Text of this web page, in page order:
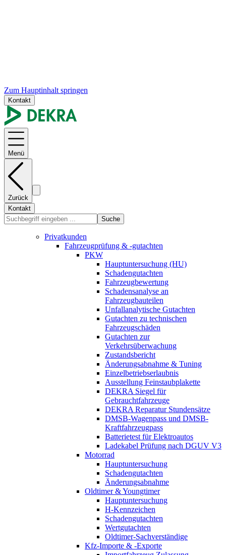
Zum Hauptinhalt springen
Kontakt
Menü
Zurück
Kontakt
Suche
Privatkunden
Fahrzeugprüfung & -gutachten
PKW
Hauptuntersuchung (HU)
Schadengutachten
Fahrzeugbewertung
Schadensanalyse an
Fahrzeugbauteilen
Unfallanalytische Gutachten
Gutachten zu technischen
Fahrzeugschäden
Gutachten zur
Verkehrsüberwachung
Zustandsbericht
Änderungsabnahme & Tuning
Einzelbetriebserlaubnis
Ausstellung Feinstaubplakette
DEKRA Siegel für
Gebrauchtfahrzeuge
DEKRA Reparatur Stundensätze
DMSB-Wagenpass und DMSB-
Kraftfahrzeugpass
Batterietest für Elektroautos
Ladekabel Prüfung nach DGUV V3
Motorrad
Hauptuntersuchung
Schadengutachten
Änderungsabnahme
Oldtimer & Youngtimer
Hauptuntersuchung
H-Kennzeichen
Schadengutachten
Wertgutachten
Oldtimer-Sachverständige
Kfz-Importe & -Exporte